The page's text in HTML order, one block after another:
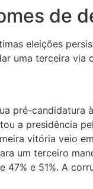
de
eleições
uma terceira
pré-
a presidência
vitória veio
um terceiro
e 51%. A